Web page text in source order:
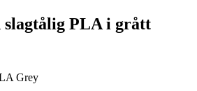
PLA i grått
Grey